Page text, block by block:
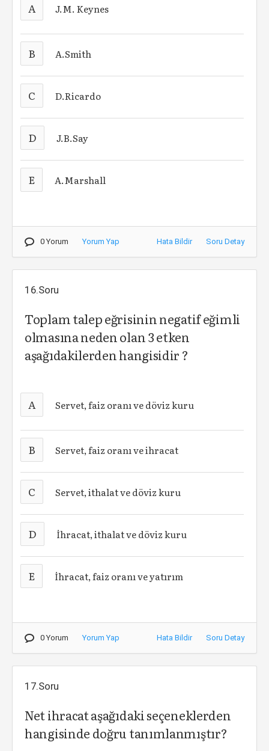
A J.M. Keynes
B A.Smith
C D.Ricardo
D J.B.Say
E A.Marshall
0 Yorum Yorum Yap Hata Bildir Soru Detay
16.Soru
Toplam talep eğrisinin negatif eğimli
olmasına neden olan 3 etken
aşağıdakilerden hangisidir ?
A Servet, faiz oranı ve döviz kuru
B Servet, faiz oranı ve ihracat
C Servet, ithalat ve döviz kuru
D İhracat, ithalat ve döviz kuru
E İhracat, faiz oranı ve yatırım
0 Yorum Yorum Yap Hata Bildir Soru Detay
17.Soru
Net ihracat aşağıdaki seçeneklerden
hangisinde doğru tanımlanmıştır?